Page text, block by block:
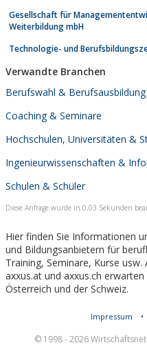
durch einen hohen
gekennzeichnet ist.Die TAW...
Gesellschaft für
Weiterbildung mbH
Technologie- und
Verwandte Branchen
Berufswahl & Berufsausbildung
Coaching & Seminare
Hochschulen, Universitäten &
Ingenieurwissenschaften &
Schulen & Schüler
Diese Anfrage wurde in 0,03 Sekunden
Hier finden Sie Informationen
und Bildungsanbietern für
Training, Seminare, Kurse
axxus.at und axxus.ch
Österreich und der Schweiz.
Impressum •
© 1998 - 2026